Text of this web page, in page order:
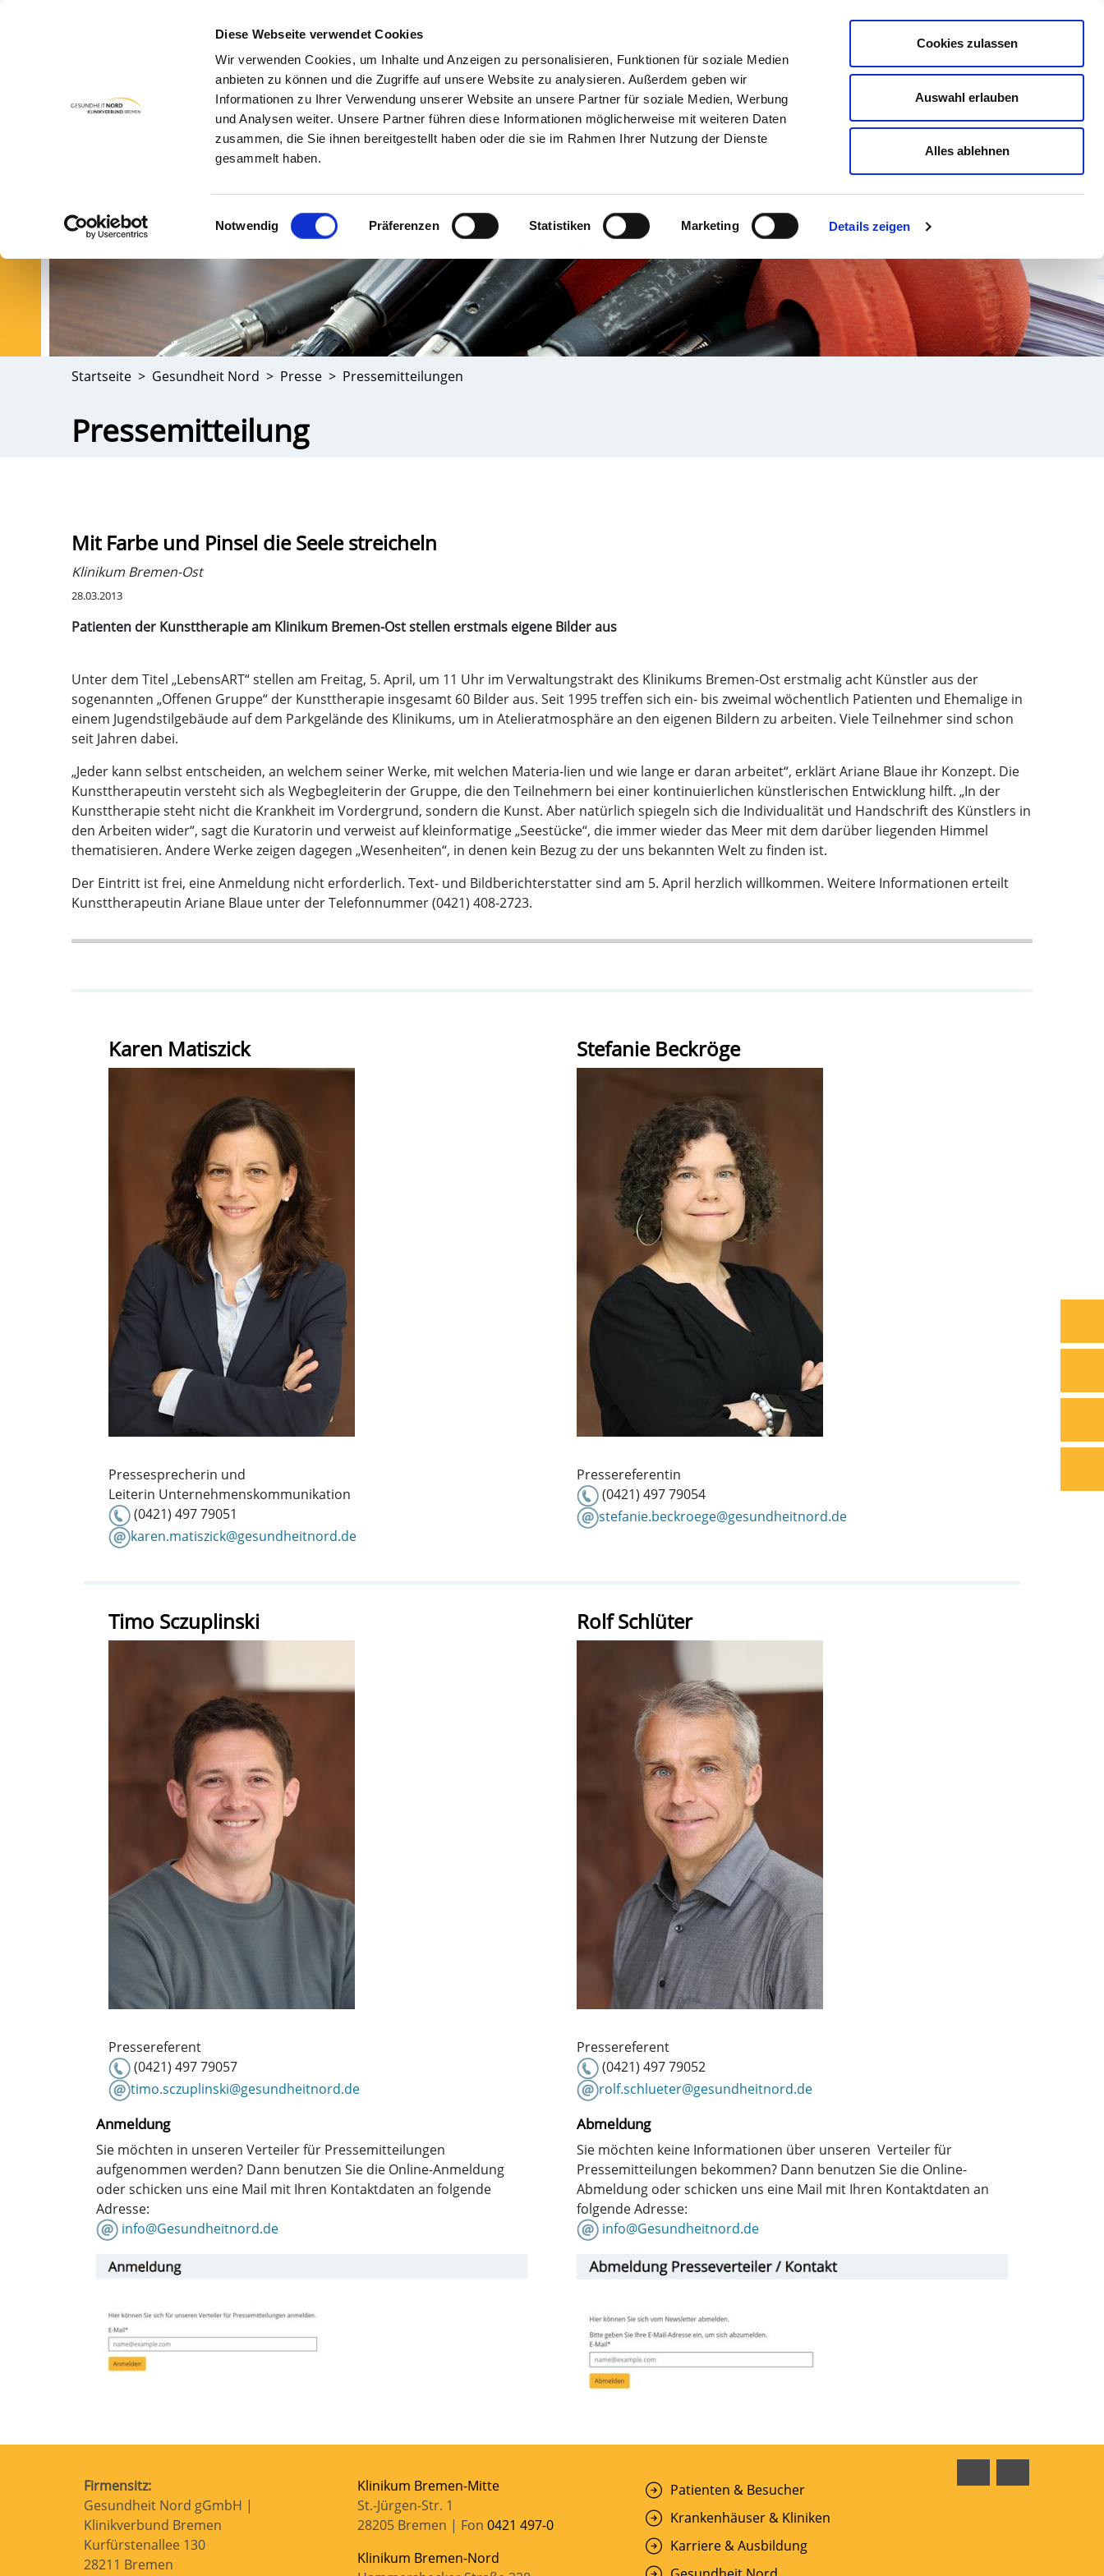
Diese Webseite verwendet Cookies
Wir verwenden Cookies, um Inhalte und Anzeigen zu personalisieren, Funktionen für soziale Medien
anbieten zu können und die Zugriffe auf unsere Website zu analysieren. Außerdem geben wir
Informationen zu Ihrer Verwendung unserer Website an unsere Partner für soziale Medien, Werbung
und Analysen weiter. Unsere Partner führen diese Informationen möglicherweise mit weiteren Daten
zusammen, die Sie ihnen bereitgestellt haben oder die sie im Rahmen Ihrer Nutzung der Dienste
gesammelt haben.
Einwilligungsauswahl
Notwendig Präferenzen Statistiken Marketing Details zeigen
Cookies zulassen
Auswahl erlauben
Alles ablehnen
Leichte Sprache Kontrast
PATIENT & BESUCHER KRANKENHÄUSER & KLINIKEN KARRIERE & AUSBILDUNG GESUNDHEIT NORD Suche
Startseite Gesundheit Nord Presse Pressemitteilungen
Pressemitteilung
Mit Farbe und Pinsel die Seele streicheln
Klinikum Bremen-Ost
28.03.2013
Patienten der Kunsttherapie am Klinikum Bremen-Ost stellen erstmals eigene Bilder aus
Unter dem Titel „LebensART“ stellen am Freitag, 5. April, um 11 Uhr im Verwaltungstrakt des Klinikums Bremen-Ost erstmalig acht Künstler aus der
sogenannten „Offenen Gruppe“ der Kunsttherapie insgesamt 60 Bilder aus. Seit 1995 treffen sich ein- bis zweimal wöchentlich Patienten und Ehemalige in
einem Jugendstilgebäude auf dem Parkgelände des Klinikums, um in Atelieratmosphäre an den eigenen Bildern zu arbeiten. Viele Teilnehmer sind schon
seit Jahren dabei.
„Jeder kann selbst entscheiden, an welchem seiner Werke, mit welchen Materia-lien und wie lange er daran arbeitet“, erklärt Ariane Blaue ihr Konzept. Die
Kunsttherapeutin versteht sich als Wegbegleiterin der Gruppe, die den Teilnehmern bei einer kontinuierlichen künstlerischen Entwicklung hilft. „In der
Kunsttherapie steht nicht die Krankheit im Vordergrund, sondern die Kunst. Aber natürlich spiegeln sich die Individualität und Handschrift des Künstlers in
den Arbeiten wider“, sagt die Kuratorin und verweist auf kleinformatige „Seestücke“, die immer wieder das Meer mit dem darüber liegenden Himmel
thematisieren. Andere Werke zeigen dagegen „Wesenheiten“, in denen kein Bezug zu der uns bekannten Welt zu finden ist.
Der Eintritt ist frei, eine Anmeldung nicht erforderlich. Text- und Bildberichterstatter sind am 5. April herzlich willkommen. Weitere Informationen erteilt
Kunsttherapeutin Ariane Blaue unter der Telefonnummer (0421) 408-2723.
Karen Matiszick
Pressesprecherin und
Leiterin Unternehmenskommunikation
(0421) 497 79051
karen.matiszick@gesundheitnord.de
Stefanie Beckröge
Pressereferentin
(0421) 497 79054
stefanie.beckroege@gesundheitnord.de
Timo Sczuplinski
Pressereferent
(0421) 497 79057
timo.sczuplinski@gesundheitnord.de
Rolf Schlüter
Pressereferent
(0421) 497 79052
rolf.schlueter@gesundheitnord.de
Anmeldung
Sie möchten in unseren Verteiler für Pressemitteilungen
aufgenommen werden? Dann benutzen Sie die Online-Anmeldung
oder schicken uns eine Mail mit Ihren Kontaktdaten an folgende
Adresse:
info@Gesundheitnord.de
Abmeldung
Sie möchten keine Informationen über unseren Verteiler für
Pressemitteilungen bekommen? Dann benutzen Sie die Online-
Abmeldung oder schicken uns eine Mail mit Ihren Kontaktdaten an
folgende Adresse:
info@Gesundheitnord.de
Firmensitz:
Gesundheit Nord gGmbH |
Klinikverbund Bremen
Kurfürstenallee 130
28211 Bremen
Klinikum Bremen-Mitte
St.-Jürgen-Str. 1
28205 Bremen | Fon0421 497-0
Klinikum Bremen-Nord
Patienten & Besucher
Krankenhäuser & Kliniken
Karriere & Ausbildung